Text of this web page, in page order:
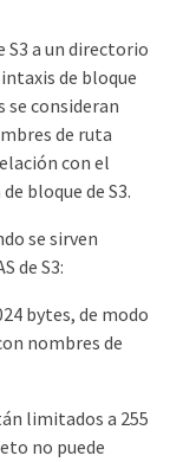
S3 a un directorio
de bloque
se consideran
de ruta
con el
bloque de S3.
se sirven
de S3:
bytes, de modo
nombres de
limitados a 255
no puede